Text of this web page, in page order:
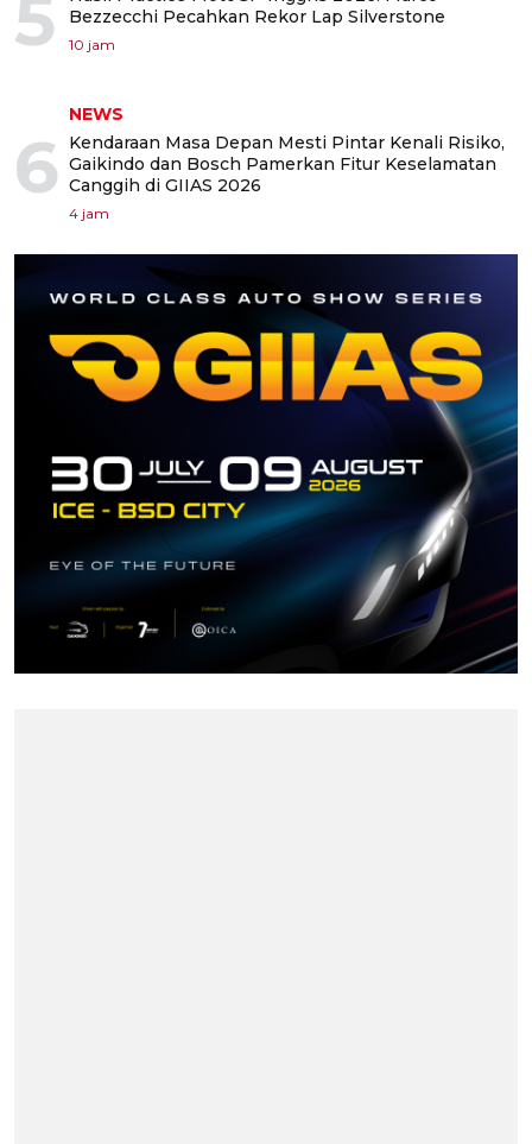
5
Bezzecchi Pecahkan Rekor Lap Silverstone
10 jam
6
NEWS
Kendaraan Masa Depan Mesti Pintar Kenali Risiko,
Gaikindo dan Bosch Pamerkan Fitur Keselamatan
Canggih di GIIAS 2026
4 jam